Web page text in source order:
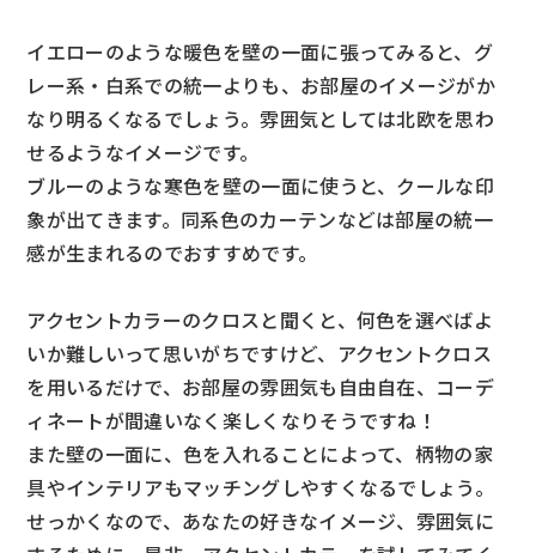
イエローのような暖色を壁の一面に張ってみると、グ
レー系・白系での統一よりも、お部屋のイメージがか
なり明るくなるでしょう。雰囲気としては北欧を思わ
せるようなイメージです。
ブルーのような寒色を壁の一面に使うと、クールな印
象が出てきます。同系色のカーテンなどは部屋の統一
感が生まれるのでおすすめです。
アクセントカラーのクロスと聞くと、何色を選べばよ
いか難しいって思いがちですけど、アクセントクロス
を用いるだけで、お部屋の雰囲気も自由自在、コーデ
ィネートが間違いなく楽しくなりそうですね！
また壁の一面に、色を入れることによって、柄物の家
具やインテリアもマッチングしやすくなるでしょう。
せっかくなので、あなたの好きなイメージ、雰囲気に